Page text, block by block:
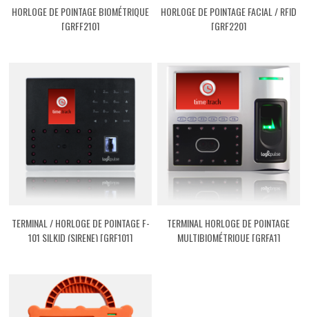
HORLOGE DE POINTAGE BIOMÉTRIQUE
[GRFF210]
HORLOGE DE POINTAGE FACIAL / RFID
[GRF220]
TERMINAL / HORLOGE DE POINTAGE F-
101 SILKID (SIRENE) [GRF101]
TERMINAL HORLOGE DE POINTAGE
MULTIBIOMÉTRIQUE [GRFA1]